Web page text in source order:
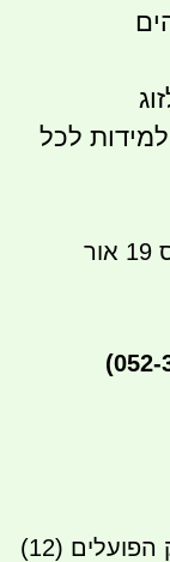
לכל
ניתן לבצע איסוף עצמי - רחוב ההדס 19 אור
(052-
30 בנק הפועלים (12)